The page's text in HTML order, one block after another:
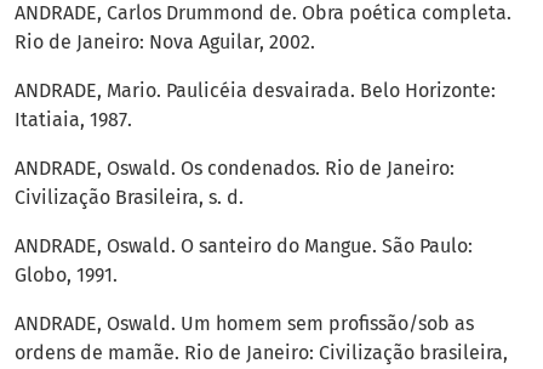
ANDRADE, Carlos Drummond de. Obra poética completa.
Rio de Janeiro: Nova Aguilar, 2002.
ANDRADE, Mario. Paulicéia desvairada. Belo Horizonte:
Itatiaia, 1987.
ANDRADE, Oswald. Os condenados. Rio de Janeiro:
Civilização Brasileira, s. d.
ANDRADE, Oswald. O santeiro do Mangue. São Paulo:
Globo, 1991.
ANDRADE, Oswald. Um homem sem profissão/sob as
ordens de mamãe. Rio de Janeiro: Civilização brasileira,